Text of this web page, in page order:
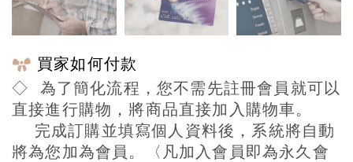
買家如何付款
◇ 為了簡化流程，您不需先註冊會員就可以
直接進行購物，將商品直接加入購物車。
完成訂購並填寫個人資料後，系統將自動
將為您加為會員。〈凡加入會員即為永久會